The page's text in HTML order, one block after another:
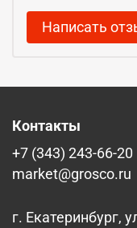
Написать
Контакты
+7 (343) 243-66-20
market@grosco.ru
г. Екатеринбург,